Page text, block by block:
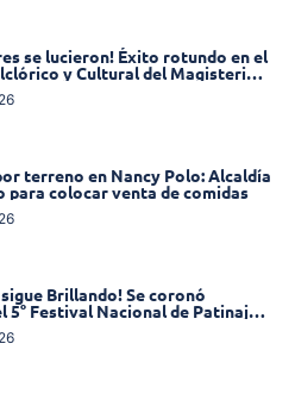
se lucieron! Éxito rotundo en el
y Cultural del Magisterio
terreno en Nancy Polo: Alcaldía
para colocar venta de comidas
sigue Brillando! Se coronó
5° Festival Nacional de Patinaje
Ruedas»